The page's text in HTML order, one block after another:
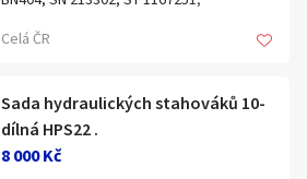
s povrchovou úpravou.
šroubek
(i menší množství pro kutily)...
Celá ČR
Sada hydraulických stahováků 10-
dílná HPS22 .
8 000 Kč